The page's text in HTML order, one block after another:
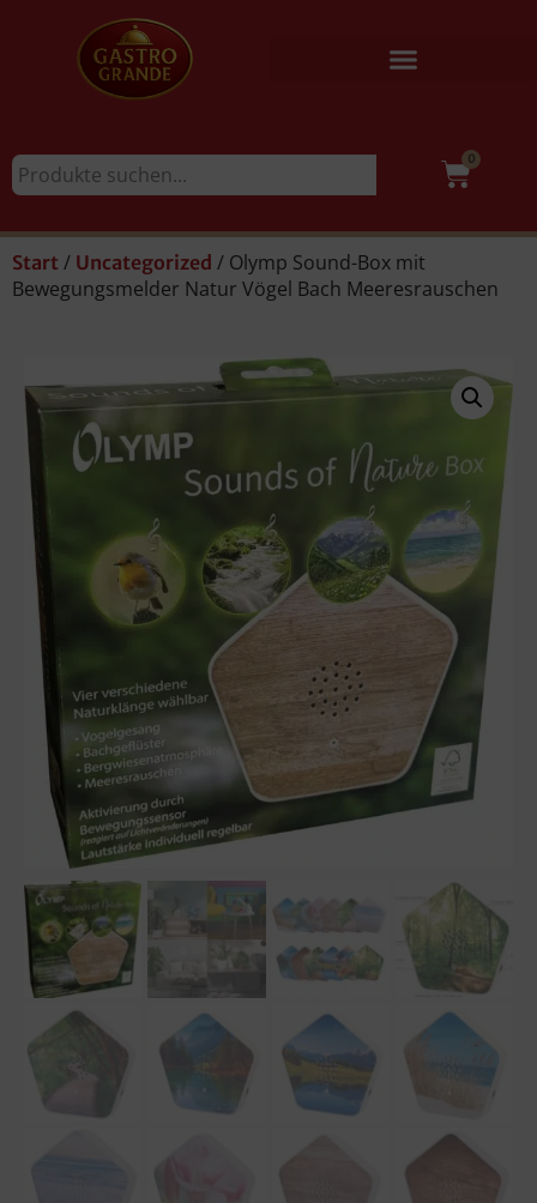
0
Start / Uncategorized / Olymp Sound-Box mit
Bewegungsmelder Natur Vögel Bach Meeresrauschen